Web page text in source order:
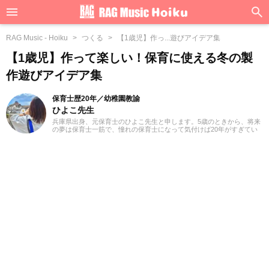
RAG Music - Hoiku つくる 【1歳児】作っ...遊びアイデア集
【1歳児】作って楽しい！保育に使える冬の製
作遊びアイデア集
保育士歴20年／幼稚園教諭
ひよこ先生
兵庫県出身、元保育士のひよこ先生と申します。5歳のときから、将来
の夢は保育士一筋で、憧れの保育士になって気付けば20年がすぎてい